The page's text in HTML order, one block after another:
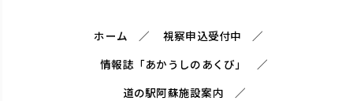
ホーム
視察申込受付中
情報誌「あかうしのあくび」
道の駅阿蘇施設案内